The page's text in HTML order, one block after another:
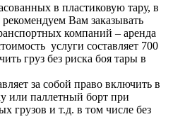
в пластиковую тару, в
Вам заказывать
компаний – аренда
услуги составляет 700
груз без риска боя тары в
за собой право включить в
или паллетный борт при
грузов и т.д. в том числе без